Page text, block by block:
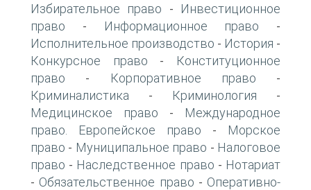
Избирательное право -
Инвестиционное
право - Информационное право -
Исполнительное производство - История -
Конкурсное право -
Конституционное
право - Корпоративное право -
Криминалистика - Криминология -
Медицинское право -
Международное
право. Европейское право -
Морское
право - Муниципальное право - Налоговое
право - Наследственное право - Нотариат
- Обязательственное право - Оперативно-